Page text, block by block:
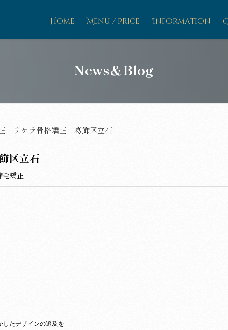
Home Menu / Price Information
News＆Blog
リケラ骨格矯正 葛飾区立石
区立石
毛矯正
したデザインの追及を